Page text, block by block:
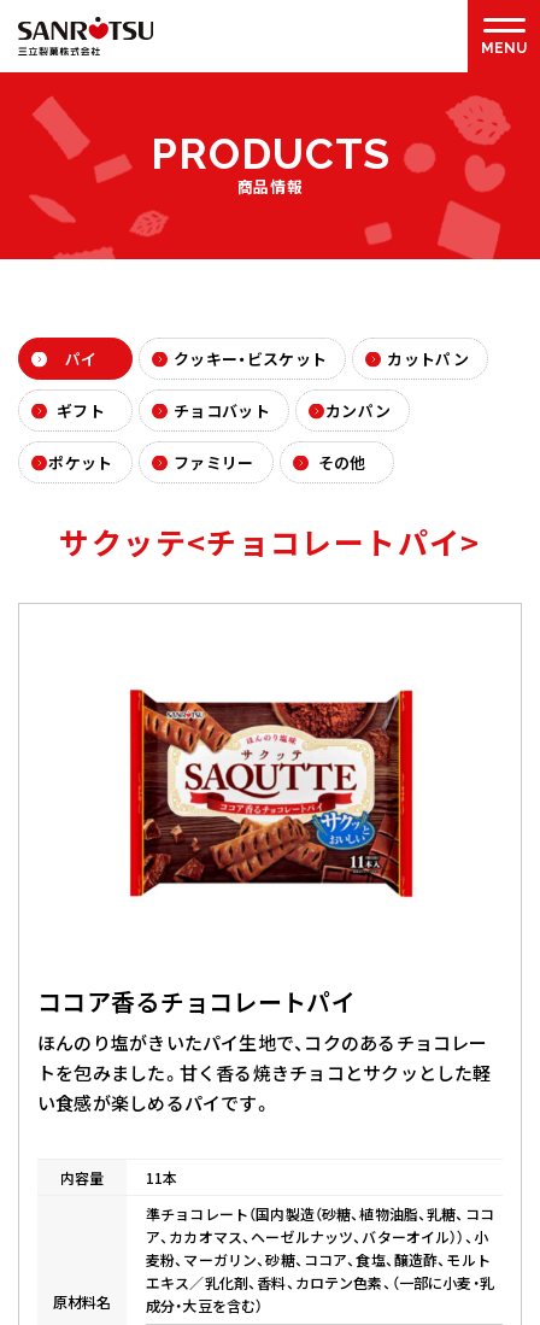
PRODUCTS
商品情報
パイ クッキー・ビスケット カットパン
ギフト チョコバット カンパン
ポケット ファミリー その他
サクッテ<チョコレートパイ>
ココア香るチョコレートパイ
ほんのり塩がきいたパイ生地で、コクのあるチョコレー
トを包みました。甘く香る焼きチョコとサクッとした軽
い食感が楽しめるパイです。
内容量 11本
原材料名
準チョコレート（国内製造（砂糖、植物油脂、乳糖、ココ
ア、カカオマス、ヘーゼルナッツ、バターオイル））、小
麦粉、マーガリン、砂糖、ココア、食塩、醸造酢、モルト
エキス／乳化剤、香料、カロテン色素、（一部に小麦・乳
成分・大豆を含む）